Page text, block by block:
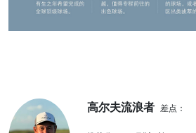
高尔夫流浪者 差点：